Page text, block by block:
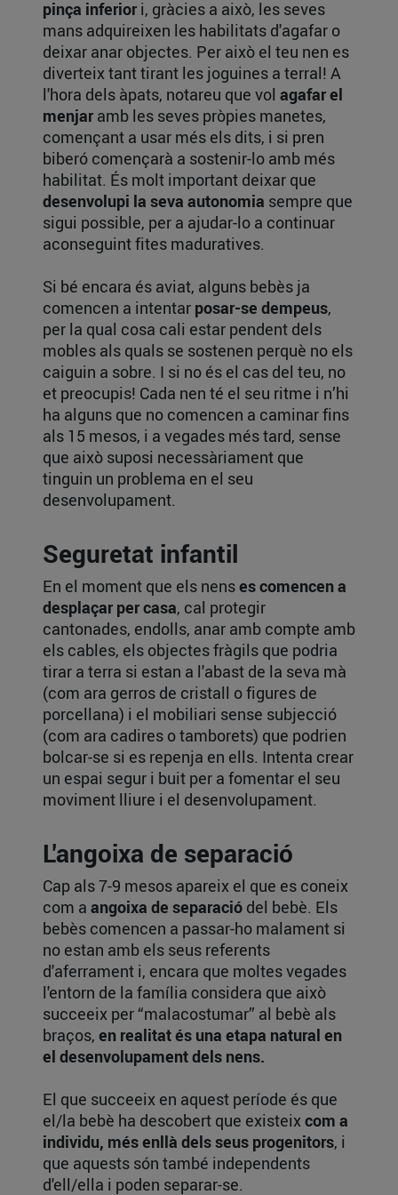
pinça inferior i, gràcies a això, les seves
mans adquireixen les habilitats d'agafar o
deixar anar objectes. Per això el teu nen es
diverteix tant tirant les joguines a terral! A
l'hora dels àpats, notareu que vol agafar el
menjar amb les seves pròpies manetes,
començant a usar més els dits, i si pren
biberó començarà a sostenir-lo amb més
habilitat. És molt important deixar que
desenvolupi la seva autonomia sempre que
sigui possible, per a ajudar-lo a continuar
aconseguint fites maduratives.
Si bé encara és aviat, alguns bebès ja
comencen a intentar posar-se dempeus,
per la qual cosa cali estar pendent dels
mobles als quals se sostenen perquè no els
caiguin a sobre. I si no és el cas del teu, no
et preocupis! Cada nen té el seu ritme i n’hi
ha alguns que no comencen a caminar fins
als 15 mesos, i a vegades més tard, sense
que això suposi necessàriament que
tinguin un problema en el seu
desenvolupament.
Seguretat infantil
En el moment que els nenses comencen a
desplaçar per casa, cal protegir
cantonades, endolls, anar amb compte amb
els cables, els objectes fràgils que podria
tirar a terra si estan a l'abast de la seva mà
(com ara gerros de cristall o figures de
porcellana) i el mobiliari sense subjecció
(com ara cadires o tamborets) que podrien
bolcar-se si es repenja en ells. Intenta crear
un espai segur i buit per a fomentar el seu
moviment lliure i el desenvolupament.
L'angoixa de separació
Cap als 7-9 mesos apareix el que es coneix
com a angoixa de separació del bebè. Els
bebès comencen a passar-ho malament si
no estan amb els seus referents
d'aferrament i, encara que moltes vegades
l'entorn de la família considera que això
succeeix per “malacostumar” al bebè als
braços, en realitat és una etapa natural en
el desenvolupament dels nens.
El que succeeix en aquest període és que
el/la bebè ha descobert que existeixcom a
individu, més enllà dels seus progenitors, i
que aquests són també independents
d'ell/ella i poden separar-se.